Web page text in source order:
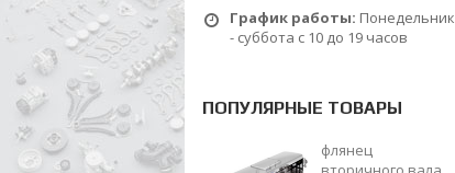
График работы: Понедельник
- суббота с 10 до 19 часов
ПОПУЛЯРНЫЕ ТОВАРЫ
флянец